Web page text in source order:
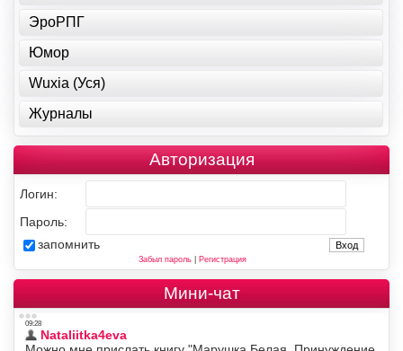
ЭроРПГ
Юмор
Wuxia (Уся)
Журналы
Авторизация
Логин:
Пароль:
запомнить
Забыл пароль| Регистрация
Мини-чат